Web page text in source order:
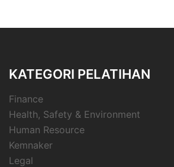
KATEGORI PELATIHAN
Finance
Health, Safety & Environment
Human Resource
Kemnaker
Legal